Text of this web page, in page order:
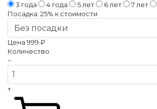
3 года
4 года 5 лет 6 лет 7 лет
Посадка: 25% к стоимости
Цена 999 ₽
Количество:
−
+